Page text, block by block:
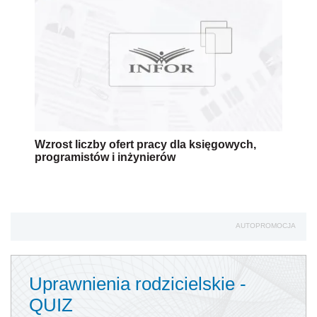
Wzrost liczby ofert pracy dla księgowych,
programistów i inżynierów
AUTOPROMOCJA
Uprawnienia rodzicielskie -
QUIZ